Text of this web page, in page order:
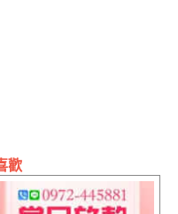
歡